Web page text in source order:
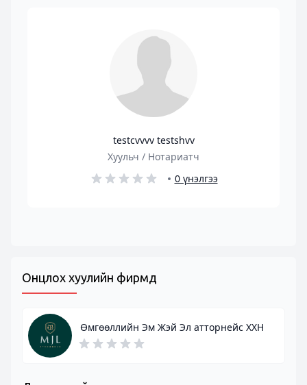
testcvvvv testshvv
Хуульч / Нотариатч
0 үнэлгээ
Онцлох хуулийн фирмүүд
Өмгөөллийн Эм Жэй Эл атторнейс ХХН